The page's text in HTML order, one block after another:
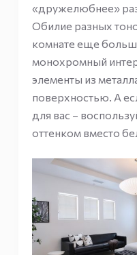
«дружелюбнее»
Обилие разных
комнате еще
монохромный
элементы из
поверхностью. А
для вас –
оттенком вместо